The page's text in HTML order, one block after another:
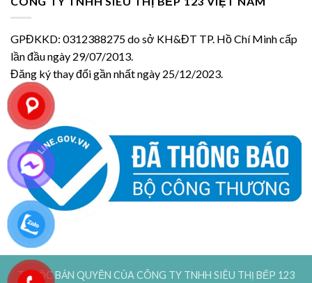
GPĐKKD: 0312388275 do sở KH&ĐT TP. Hồ Chí Minh cấp
lần đầu ngày 29/07/2013.
Đăng ký thay đổi gần nhất ngày 25/12/2023.
THUỘC BẢN QUYỀN CỦA CÔNG TY TNHH SIÊU THỊ BẾP 123